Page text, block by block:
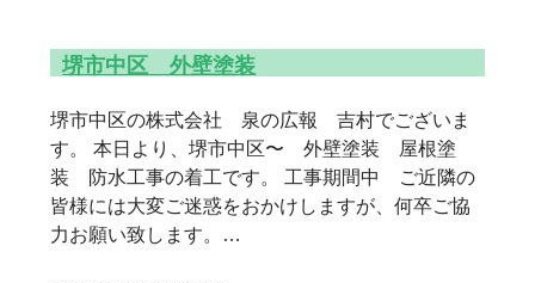
堺市中区 外壁塗装
堺市中区の株式会社 泉の広報 吉村でございま
す。 本日より、堺市中区〜 外壁塗装 屋根塗
装 防水工事の着工です。 工事期間中 ご近隣の
皆様には大変ご迷惑をおかけしますが、何卒ご協
力お願い致します。…